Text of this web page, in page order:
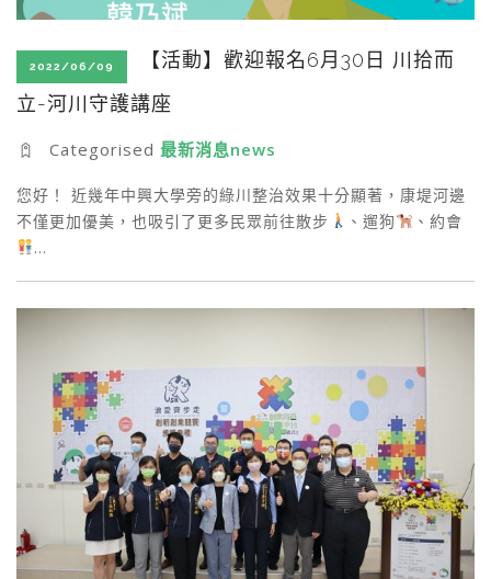
2022/06/09
【活動】歡迎報名6月30日 川拾而
立-河川守護講座
Categorised 最新消息news
您好！ 近幾年中興大學旁的綠川整治效果十分顯著，康堤河邊
不僅更加優美，也吸引了更多民眾前往散步
、遛狗
、約會
…